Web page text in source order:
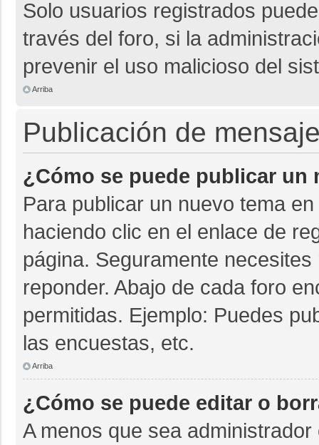
Solo usuarios registrados
través del foro, si la
prevenir el uso malicioso del
Arriba
Publicación de
¿Cómo se puede publicar un
Para publicar un nuevo tema
haciendo clic en el enlace de
página. Seguramente
reponder. Abajo de cada foro
permitidas. Ejemplo: Puedes
las encuestas, etc.
Arriba
¿Cómo se puede editar o
A menos que sea